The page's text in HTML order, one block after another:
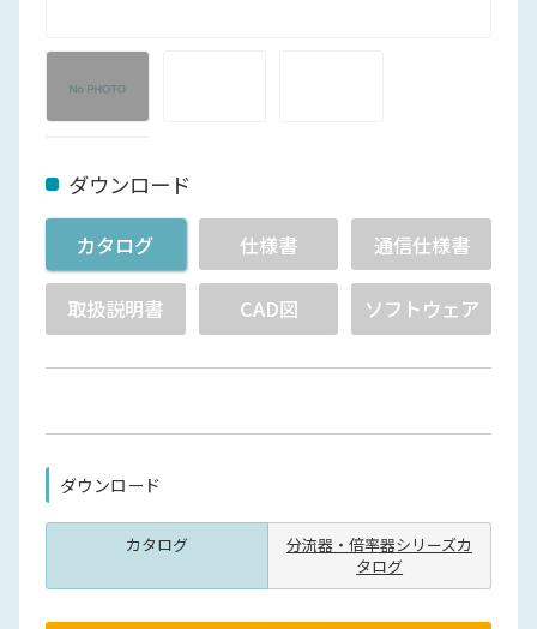
ダウンロード
カタログ 仕様書 通信仕様書
取扱説明書 CAD図 ソフトウェア
ダウンロード
カタログ
分流器・倍率器シリーズカ
タログ